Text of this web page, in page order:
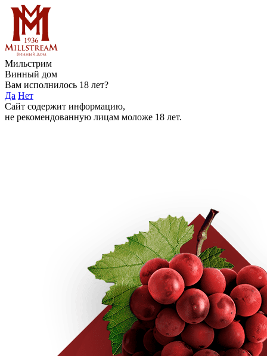
Мильстрим
Винный дом
Вам исполнилось 18 лет?
Да Нет
Сайт содержит информацию,
не рекомендованную лицам моложе 18 лет.